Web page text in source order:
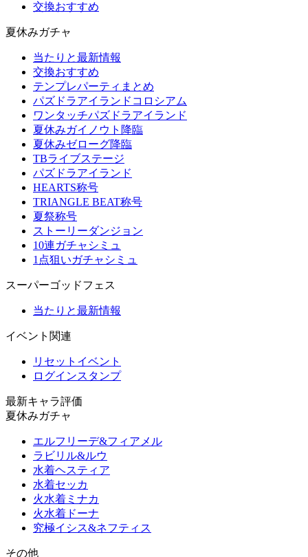
交換おすすめ
夏休みガチャ
当たりと最新情報
交換おすすめ
テンプレパーティまとめ
パズドラアイランドコロシアム
ワンタッチパズドラアイランド
夏休みガイノウト降臨
夏休みゼローグ降臨
TBライブステージ
パズドラアイランド
HEARTS称号
TRIANGLE BEAT称号
夏祭称号
ストーリーダンジョン
10連ガチャシミュ
1点狙いガチャシミュ
スーパーゴッドフェス
当たりと最新情報
イベント関連
リセットイベント
ログインスタンプ
最新キャラ評価
夏休みガチャ
エルフリーデ&フィアメル
ラビリル&ルウ
水着ヘスティア
水着セッカ
火水着ミナカ
火水着ドーナ
究極イシス&ネフティス
その他